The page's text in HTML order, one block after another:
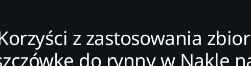
z zastosowania
do rynny w Nakle